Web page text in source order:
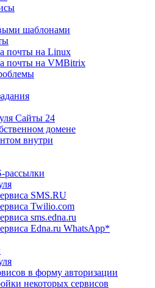
шаблонами
почты на Linux
почты на VMBitrix
Сайты 24
домене
внутри
рассылки
SMS.RU
Twilio.com
sms.edna.ru
Edna.ru WhatsApp*
в форму авторизации
некоторых сервисов